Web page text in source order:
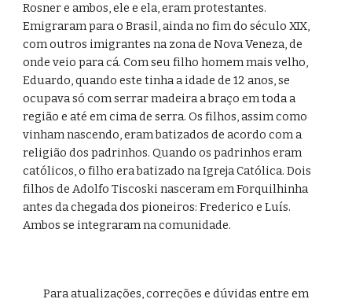
Rosner e ambos, ele e ela, eram protestantes.
Emigraram para o Brasil, ainda no fim do século XIX,
com outros imigrantes na zona de Nova Veneza, de
onde veio para cá. Com seu filho homem mais velho,
Eduardo, quando este tinha a idade de 12 anos, se
ocupava só com serrar madeira a braço em toda a
região e até em cima de serra. Os filhos, assim como
vinham nascendo, eram batizados de acordo com a
religião dos padrinhos. Quando os padrinhos eram
católicos, o filho era batizado na Igreja Católica. Dois
filhos de Adolfo Tiscoski nasceram em Forquilhinha
antes da chegada dos pioneiros: Frederico e Luís.
Ambos se integraram na comunidade.
Para atualizações, correções e dúvidas entre em